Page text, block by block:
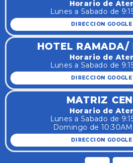
Horario de
Lunes a Sabado de
DIRECCION
HOTEL RAMADA/
Horario de
Lunes a Sabado de
DIRECCION
MATRIZ
Horario de
Lunes a Sabado de
Domingo de
DIRECCION